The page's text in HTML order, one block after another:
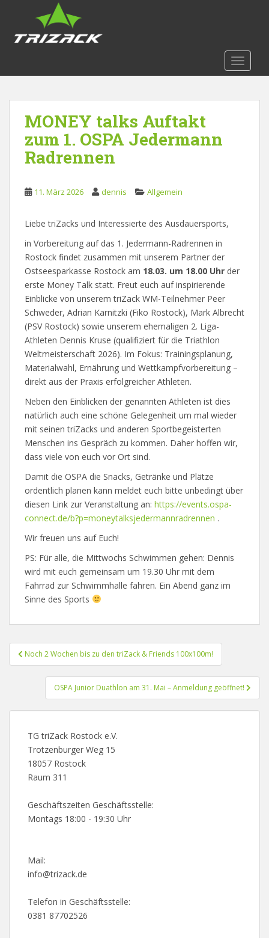
o
MONEY talks Auftakt
zum 1. OSPA Jedermann
Radrennen
11. März 2026 dennis Allgemein
Liebe triZacks und Interessierte des Ausdauersports,
in Vorbereitung auf das 1. Jedermann-Radrennen in
Rostock findet zusammen mit unserem Partner der
Ostseesparkasse Rostock am 18.03. um 18.00 Uhr der
erste Money Talk statt. Freut euch auf inspirierende
Einblicke von unserem triZack WM-Teilnehmer Peer
Schweder, Adrian Karnitzki (Fiko Rostock), Mark Albrecht
(PSV Rostock) sowie unserem ehemaligen 2. Liga-
Athleten Dennis Kruse (qualifiziert für die Triathlon
Weltmeisterschaft 2026). Im Fokus: Trainingsplanung,
Materialwahl, Ernährung und Wettkampfvorbereitung –
direkt aus der Praxis erfolgreicher Athleten.
Neben den Einblicken der genannten Athleten ist dies
natürlich auch eine schöne Gelegenheit um mal wieder
mit seinen triZacks und anderen Sportbegeisterten
Menschen ins Gespräch zu kommen. Daher hoffen wir,
dass viele von euch vor Ort sind.
Damit die OSPA die Snacks, Getränke und Plätze
ordentlich planen kann meldet euch bitte unbedingt über
diesen Link zur Veranstaltung an: https://events.ospa-
connect.de/b?p=moneytalksjedermannradrennen .
Wir freuen uns auf Euch!
PS: Für alle, die Mittwochs Schwimmen gehen: Dennis
wird mit euch gemeinsam um 19.30 Uhr mit dem
Fahrrad zur Schwimmhalle fahren. Ein Abend ganz im
Sinne des Sports
Beitragsnavigation
Noch 2 Wochen bis zu den triZack & Friends 100x100m!
OSPA Junior Duathlon am 31. Mai – Anmeldung geöffnet!
TG triZack Rostock e.V.
Trotzenburger Weg 15
18057 Rostock
Raum 311
Geschäftszeiten Geschäftsstelle:
Montags 18:00 - 19:30 Uhr
Mail:
info@trizack.de
Telefon in Geschäftsstelle:
0381 87702526